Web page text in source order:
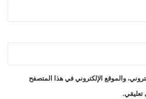
والموقع الإلكتروني في هذا المتصفح
تعليقي.